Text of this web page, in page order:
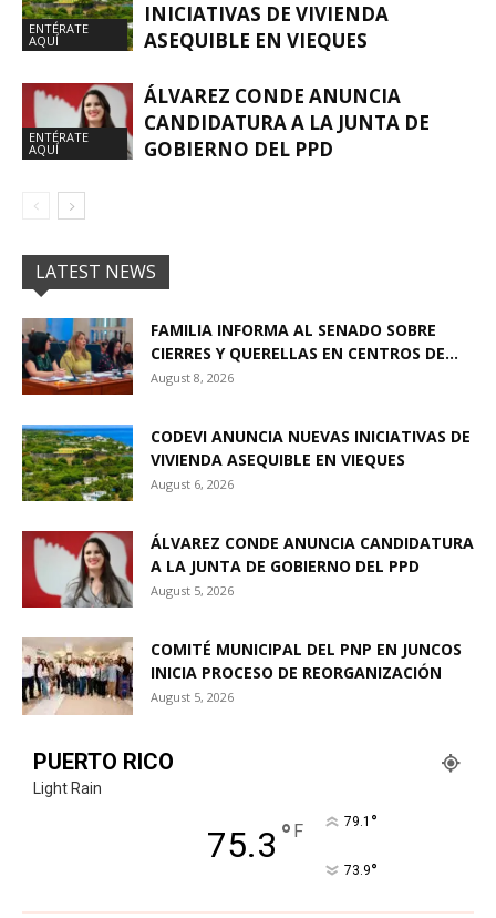
ENTÉRATE
AQUÍ
INICIATIVAS DE VIVIENDA
ASEQUIBLE EN VIEQUES
ENTÉRATE
AQUÍ
ÁLVAREZ CONDE ANUNCIA
CANDIDATURA A LA JUNTA DE
GOBIERNO DEL PPD
LATEST NEWS
FAMILIA INFORMA AL SENADO SOBRE
CIERRES Y QUERELLAS EN CENTROS DE...
August 8, 2026
CODEVI ANUNCIA NUEVAS INICIATIVAS DE
VIVIENDA ASEQUIBLE EN VIEQUES
August 6, 2026
ÁLVAREZ CONDE ANUNCIA CANDIDATURA
A LA JUNTA DE GOBIERNO DEL PPD
August 5, 2026
COMITÉ MUNICIPAL DEL PNP EN JUNCOS
INICIA PROCESO DE REORGANIZACIÓN
August 5, 2026
PUERTO RICO
Light Rain
75.3 ° F 79.1 °
73.9°